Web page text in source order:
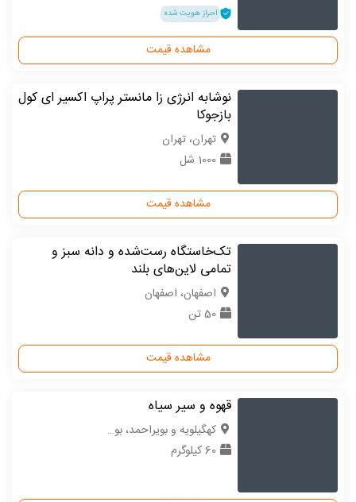
احراز هویت شده
مشاهده قیمت
نوشابه انرژی زا مانستر پراپ اکسیر ای کول
بازجوکا
تهران، تهران
1000 شل
مشاهده قیمت
تک‌خاستگاه رست‌شده و دانه سبز و
تمامی لاین‌های بلند
اصفهان، اصفهان
50 تن
مشاهده قیمت
قهوه و سیر سیاه
کهگیلویه و بویراحمد، بویر احمد
60 کیلوگرم